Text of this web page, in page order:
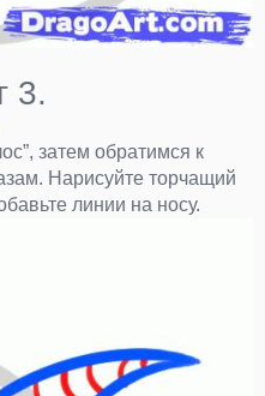
3.
затем обратимся к
Нарисуйте торчащий
линии на носу.